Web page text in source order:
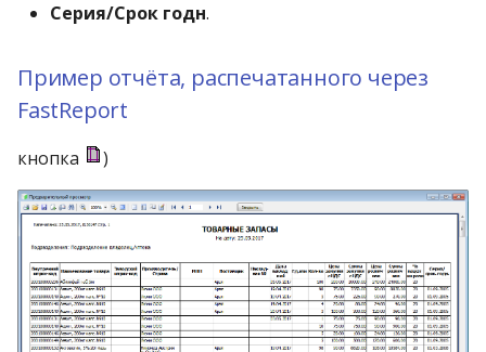
Серия/Срок годн.
Пример отчёта, распечатанного через
FastReport
кнопка )